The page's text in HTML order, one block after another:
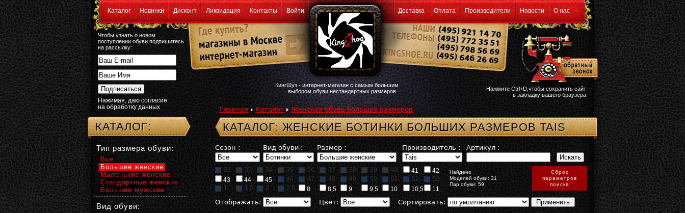
Каталог Новинки Дисконт Ликвидация Контакты Войти Доставка Оплата Производители Новости О нас
Чтобы узнать о новом
поступлении обуви подпишитесь
на рассылку:
Нажимая, даю согласие
на обработку данных
КингШуз - интернет-магазин с самым большим
выбором обуви нестандартных размеров
Нажмите Ctrl+D,чтобы сохранить сайт
в закладку вашего браузера
Главная Каталог Женская обувь больших размеров
КАТАЛОГ: ЖЕНСКИЕ БОТИНКИ БОЛЬШИХ РАЗМЕРОВ TAIS
Сезон : Вид обуви : Размер : Производитель : Артикул :
32 33 34 35 36 37 38 39 40 41
42
43
44 45 46 47 48 49 50 51 52
53
1
1,5 2 2,5 8 8,5 9 9,5 10 10,5 11
Найдено
Моделей обуви: 31
Пар обуви: 59
Сброс
параметров
поиска
Отображать: Цвет: Сортировать:
КАТАЛОГ:
Тип размера обуви:
Все
Большие женские
Маленькие женские
Стандартные женские
Большие мужские
Вид обуви: